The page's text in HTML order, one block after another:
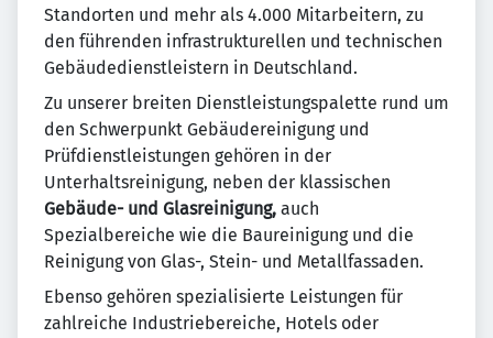
Standorten und mehr als 4.000 Mitarbeitern, zu
den führenden infrastrukturellen und technischen
Gebäudedienstleistern in Deutschland.
Zu unserer breiten Dienstleistungspalette rund um
den Schwerpunkt Gebäudereinigung und
Prüfdienstleistungen gehören in der
Unterhaltsreinigung, neben der klassischen
Gebäude- und Glasreinigung, auch
Spezialbereiche wie die Baureinigung und die
Reinigung von Glas-, Stein- und Metallfassaden.
Ebenso gehören spezialisierte Leistungen für
zahlreiche Industriebereiche, Hotels oder